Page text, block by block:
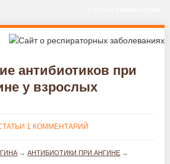
антибиотиков при
у взрослых
1 КОММЕНТАРИЙ
→АНТИБИОТИКИ ПРИ АНГИНЕ →